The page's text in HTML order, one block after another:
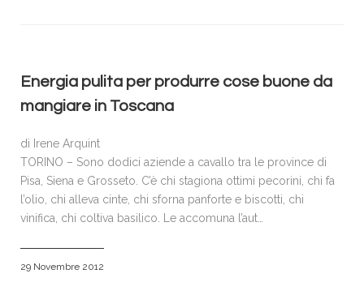
ACCREDITI E PRENOTAZIONI
SPONSOR & PARTNERS
NEWS
CONTATTI
POLICY
Energia pulita per produrre cose buone da
mangiare in Toscana
di Irene Arquint
TORINO – Sono dodici aziende a cavallo tra le province di
Pisa, Siena e Grosseto. C’è chi stagiona ottimi pecorini, chi fa
l’olio, chi alleva cinte, chi sforna panforte e biscotti, chi
vinifica, chi coltiva basilico. Le accomuna l’aut…
29 Novembre 2012